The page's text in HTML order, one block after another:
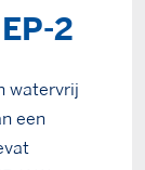
2
watervrij
een